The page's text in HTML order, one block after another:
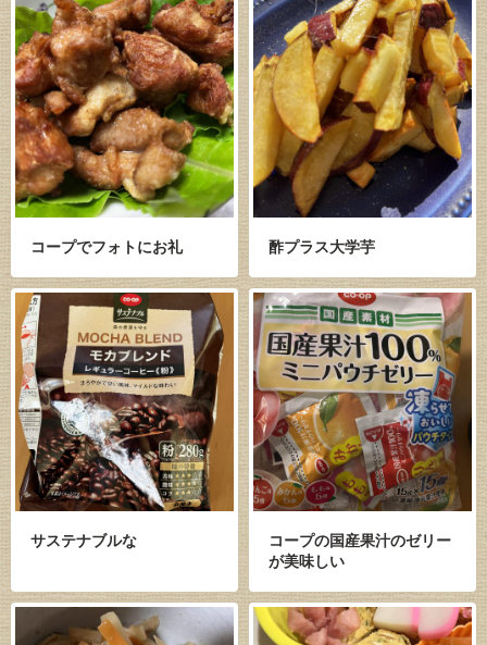
コープでフォトにお礼 酢プラス大学芋
サステナブルな
コープの国産果汁のゼリー
が美味しい